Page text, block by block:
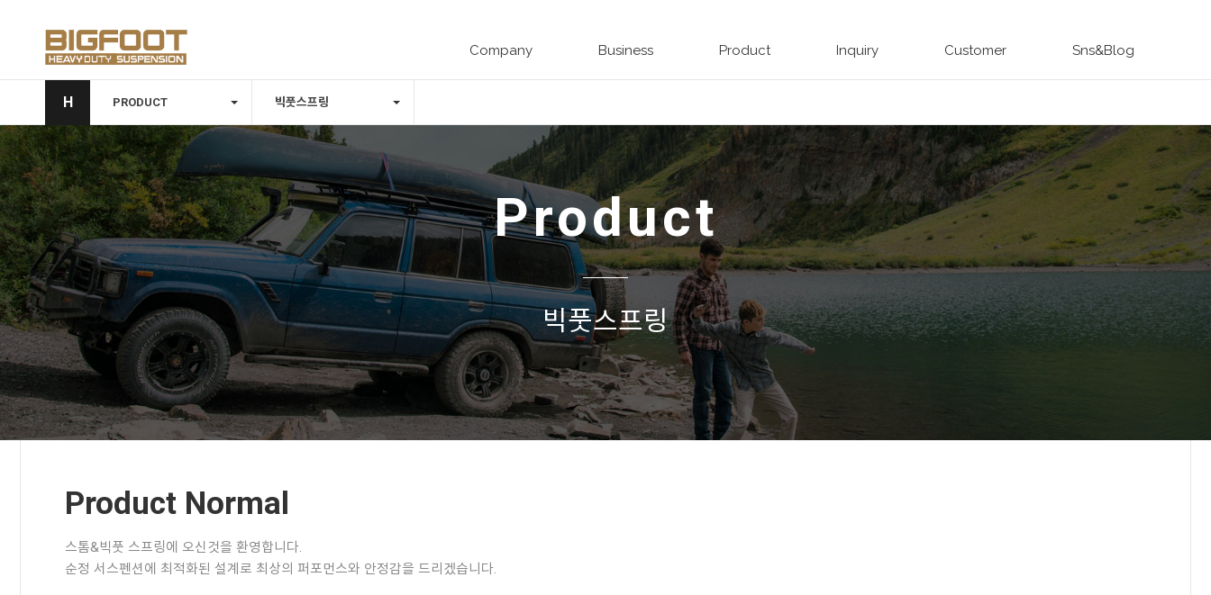
Company Business Product Inquiry Customer Sns&Blog
H PRODUCT 빅풋스프링
Product
빅풋스프링
Product Normal
스톰&빅풋 스프링에 오신것을 환영합니다.
순정 서스펜션에 최적화된 설계로 최상의 퍼포먼스와 안정감을 드리겠습니다.